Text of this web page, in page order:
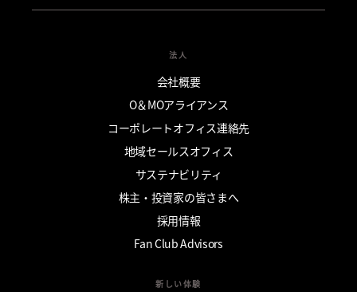
法人
会社概要
O＆MOアライアンス
コーポレートオフィス連絡先
地域セールスオフィス
サステナビリティ
株主・投資家の皆さまへ
採用情報
Fan Club Advisors
新しい体験